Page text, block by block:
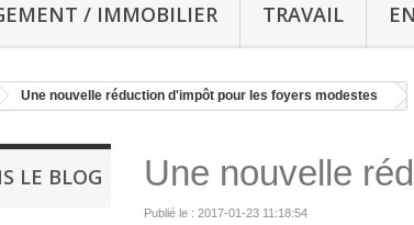
/ IMMOBILIER TRAVAIL
Une nouvelle réduction d'impôt pour les foyers modestes
LE BLOG Une nouvelle
Publié le : 2017-01-23 11:18:54